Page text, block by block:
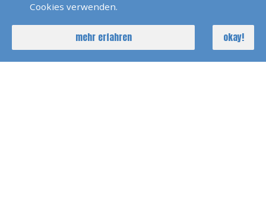
SKP SBFS Prüfung Trogir
2023
SKS Und SBFS Prüfung Trogir
Cookies verwenden.
mehr erfahren okay!